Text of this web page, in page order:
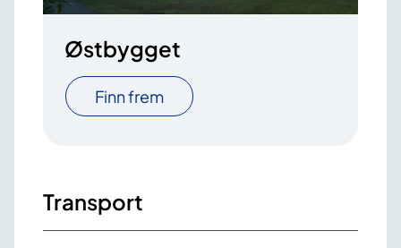
Østbygget
Finn frem
Transport